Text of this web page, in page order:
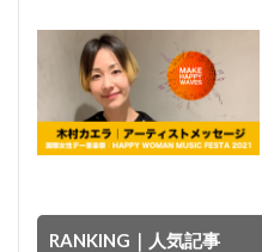
RANKING｜人気記事